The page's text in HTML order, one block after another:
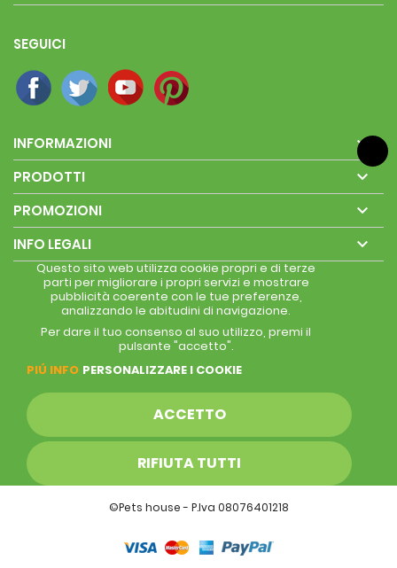
SEGUICI
INFORMAZIONI 
PRODOTTI 
PROMOZIONI 
INFO LEGALI 
Questo sito web utilizza cookie propri e di terze
parti per migliorare i propri servizi e mostrare
pubblicità coerente con le tue preferenze,
analizzando le abitudini di navigazione.
Per dare il tuo consenso al suo utilizzo, premi il
pulsante "accetto".
PIÚ INFO PERSONALIZZARE I COOKIE
RIFIUTA TUTTI
ACCETTO
©Pets house - P.Iva 08076401218